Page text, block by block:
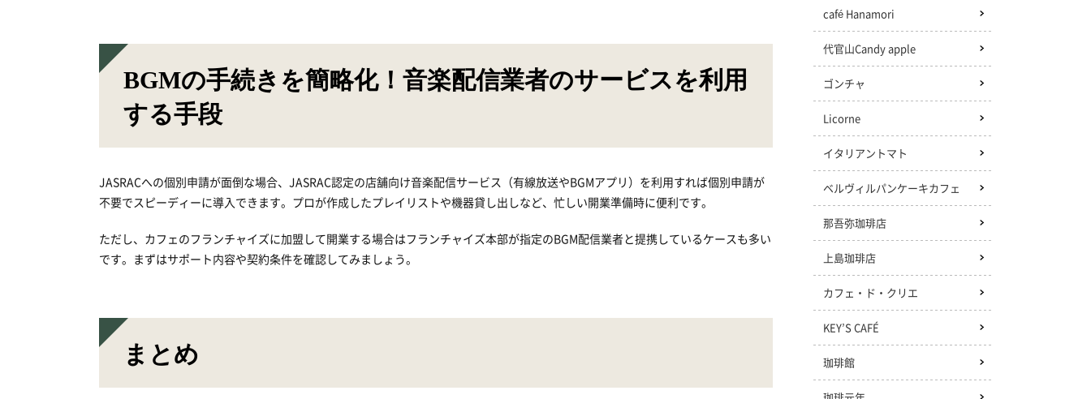
BGMの手続きを簡略化！音楽配信業者のサービスを利用
する手段
JASRACへの個別申請が面倒な場合、JASRAC認定の店舗向け音楽配信サービス（有線放送やBGMアプリ）を利用すれば個別申請が
不要でスピーディーに導入できます。プロが作成したプレイリストや機器貸し出しなど、忙しい開業準備時に便利です。
ただし、カフェのフランチャイズに加盟して開業する場合はフランチャイズ本部が指定のBGM配信業者と提携しているケースも多い
です。まずはサポート内容や契約条件を確認してみましょう。
まとめ
café Hanamori
代官山Candy apple
ゴンチャ
Licorne
イタリアントマト
ベルヴィルパンケーキカフェ
那吾弥珈琲店
上島珈琲店
カフェ・ド・クリエ
KEY’S CAFÉ
珈琲館